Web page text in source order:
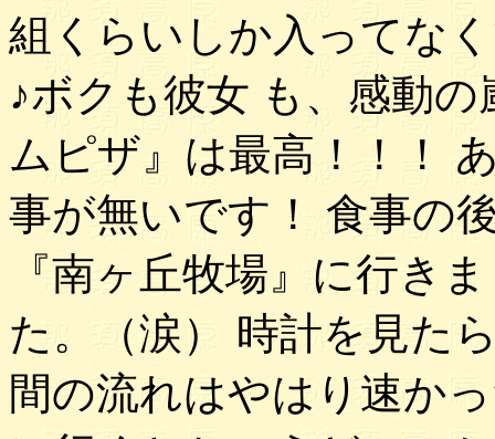
組くらいしか入ってな
♪ボクも彼女 も、感動
ムピザ』は最高！！！
事が無いです！ 食事の
『南ヶ丘牧場』に行き
た。（涙） 時計を見た
間の流れはやはり速か